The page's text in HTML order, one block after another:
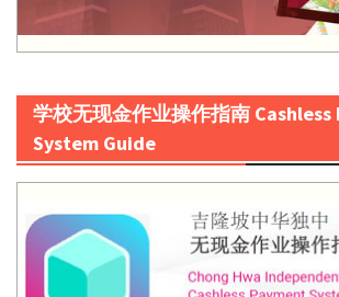
学校无现金作业操作指南 Cashless
System Guide